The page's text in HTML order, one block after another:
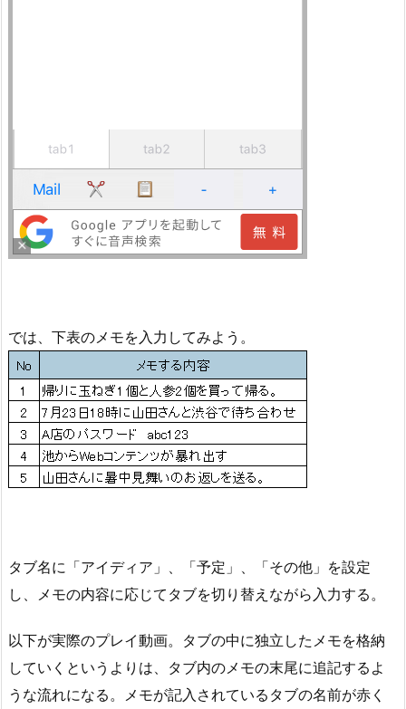
では、下表のメモを入力してみよう。
タブ名に「アイディア」、「予定」、「その他」を設定
し、メモの内容に応じてタブを切り替えながら入力する。
以下が実際のプレイ動画。タブの中に独立したメモを格納
していくというよりは、タブ内のメモの末尾に追記するよ
うな流れになる。メモが記入されているタブの名前が赤く